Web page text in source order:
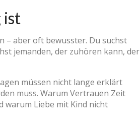
ist
– aber oft bewusster. Du suchst
jemanden, der zuhören kann, der
müssen nicht lange erklärt
muss. Warum Vertrauen Zeit
warum Liebe mit Kind nicht